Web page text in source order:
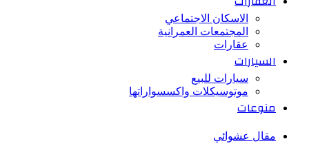
الاسكان الاجتماعي
المجتمعات العمرانية
عقارات
السيارات
سيارات للبيع
موتوسيكلات واكسسواراتها
منوعات
مقال عشوائي